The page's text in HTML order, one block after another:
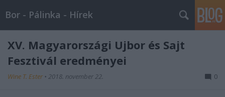
Bor - Pálinka - Hírek
XV. Magyarországi Újbor és Sajt
Fesztivál eredményei
Wine T. Ester • 2018. november 22. 0